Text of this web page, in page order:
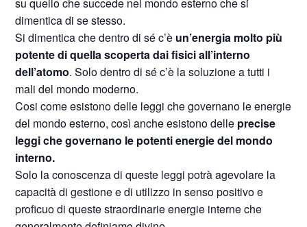
dimentica di se stesso.
Si dimentica che dentro di sé c’è un’energia molto più
potente di quella scoperta dai fisici all’interno
dell’atomo. Solo dentro di sé c’è la soluzione a tutti i
mali del mondo moderno.
Cosi come esistono delle leggi che governano le energie
del mondo esterno, così anche esistono delle precise
leggi che governano le potenti energie del mondo
interno.
Solo la conoscenza di queste leggi potrà agevolare la
capacità di gestione e di utilizzo in senso positivo e
proficuo di queste straordinarie energie interne che